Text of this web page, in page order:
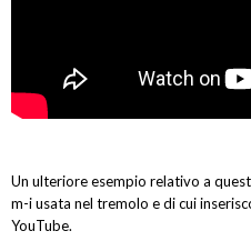
Un ulteriore esempio relativo a
m-i usata nel tremolo e di cui
YouTube.